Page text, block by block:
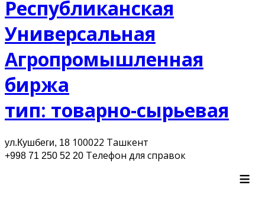
Республиканская
Универсальная
Агропромышленная
биржа
тип: товарно-сырьевая
ул.Кушбеги, 18 100022 Ташкент
+998 71 250 52 20 Телефон для cправок
≡